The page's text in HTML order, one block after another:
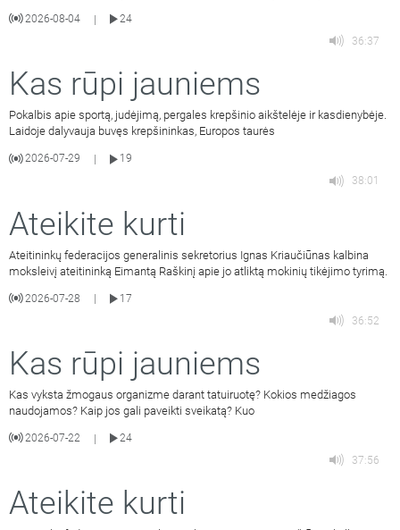
2026-08-04 |
24
36:37
Kas rūpi jauniems
Pokalbis apie sportą, judėjimą, pergales krepšinio aikštelėje ir kasdienybėje.
Laidoje dalyvauja buvęs krepšininkas, Europos taurės
2026-07-29
19
38:01
Ateikite kurti
Ateitininkų federacijos generalinis sekretorius Ignas Kriaučiūnas kalbina
moksleivį ateitininką Eimantą Raškinį apie jo atliktą mokinių tikėjimo tyrimą.
2026-07-28
17
36:52
Kas rūpi jauniems
Kas vyksta žmogaus organizme darant tatuiruotę? Kokios medžiagos
naudojamos? Kaip jos gali paveikti sveikatą? Kuo
2026-07-22 |
24
37:56
Ateikite kurti